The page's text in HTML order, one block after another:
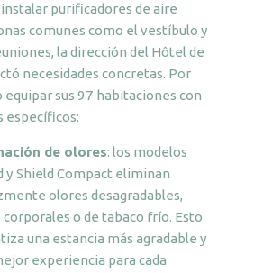
purificadores de aire
comunes como el vestíbulo y
la dirección del Hôtel de
necesidades concretas. Por
equipar sus 97 habitaciones con
específicos:
de olores: los modelos
y Shield Compact eliminan
olores desagradables,
corporales o de tabaco frío. Esto
una estancia más agradable y
experiencia para cada